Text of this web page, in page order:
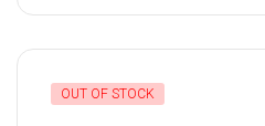
OUT OF STOCK